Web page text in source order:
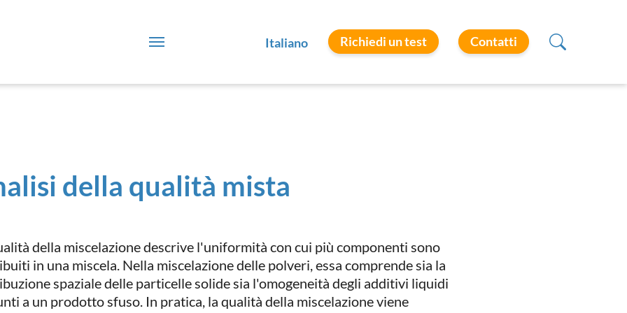
Italiano Richiedi un test Contatti
della qualità mista
della miscelazione descrive l'uniformità con cui più componenti sono
in una miscela. Nella miscelazione delle polveri, essa comprende sia la
spaziale delle particelle solide sia l'omogeneità degli additivi liquidi
a un prodotto sfuso. In pratica, la qualità della miscelazione viene